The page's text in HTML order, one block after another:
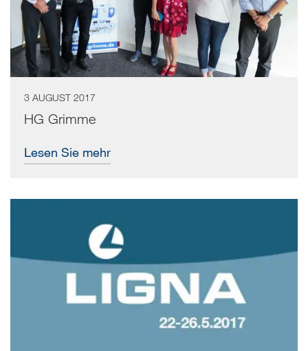
3 AUGUST 2017
HG Grimme
Lesen Sie mehr